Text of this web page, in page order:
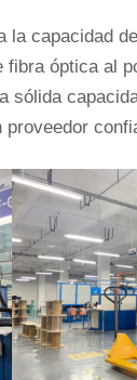
capacidad
fibra óptica al